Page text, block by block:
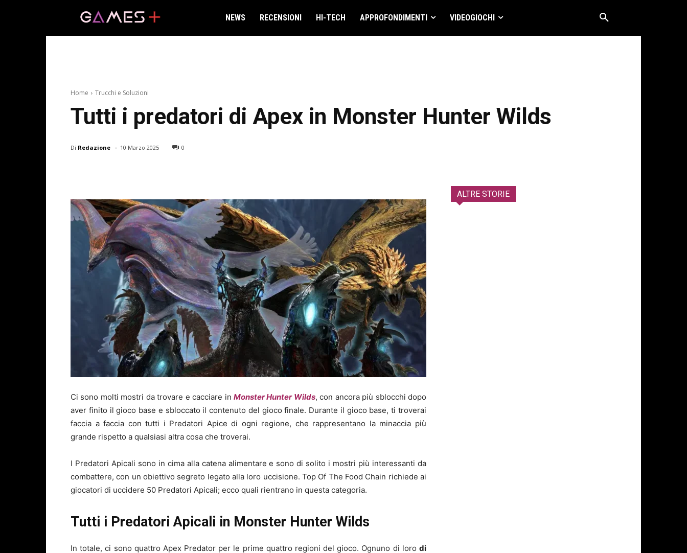
NEWS RECENSIONI HI-TECH APPROFONDIMENTI VIDEOGIOCHI
Home Trucchi e Soluzioni
Tutti i predatori di Apex in Monster Hunter Wilds
Di Redazione - 10 Marzo 2025 0
Ci sono molti mostri da trovare e cacciare in Monster Hunter Wilds, con ancora più sblocchi dopo
aver finito il gioco base e sbloccato il contenuto del gioco finale. Durante il gioco base, ti troverai
faccia a faccia con tutti i Predatori Apice di ogni regione, che rappresentano la minaccia più
grande rispetto a qualsiasi altra cosa che troverai.
I Predatori Apicali sono in cima alla catena alimentare e sono di solito i mostri più interessanti da
combattere, con un obiettivo segreto legato alla loro uccisione. Top Of The Food Chain richiede ai
giocatori di uccidere 50 Predatori Apicali; ecco quali rientrano in questa categoria.
Tutti i Predatori Apicali in Monster Hunter Wilds
In totale, ci sono quattro Apex Predator per le prime quattro regioni del gioco. Ognuno di loro di
ALTRE STORIE